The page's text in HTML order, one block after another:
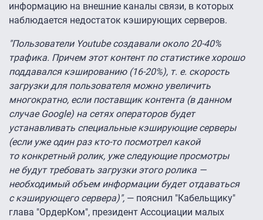
информацию на внешние каналы связи, в которых
наблюдается недостаток кэширующих серверов.
"Пользователи Youtube создавали около 20-40%
трафика. Причем этот контент по статистике хорошо
поддавался кэшированию (16-20%), т. е. скорость
загрузки для пользователя можно увеличить
многократно, если поставщик контента (в данном
случае Google) на сетях операторов будет
устанавливать специальные кэширующие серверы
(если уже один раз кто-то посмотрел какой
то конкретный ролик, уже следующие просмотры
не будут требовать загрузки этого ролика —
необходимый объем информации будет отдаваться
с кэширующего сервера)", — пояснил "Кабельщику"
глава "ОрдерКом", президент Ассоциации малых